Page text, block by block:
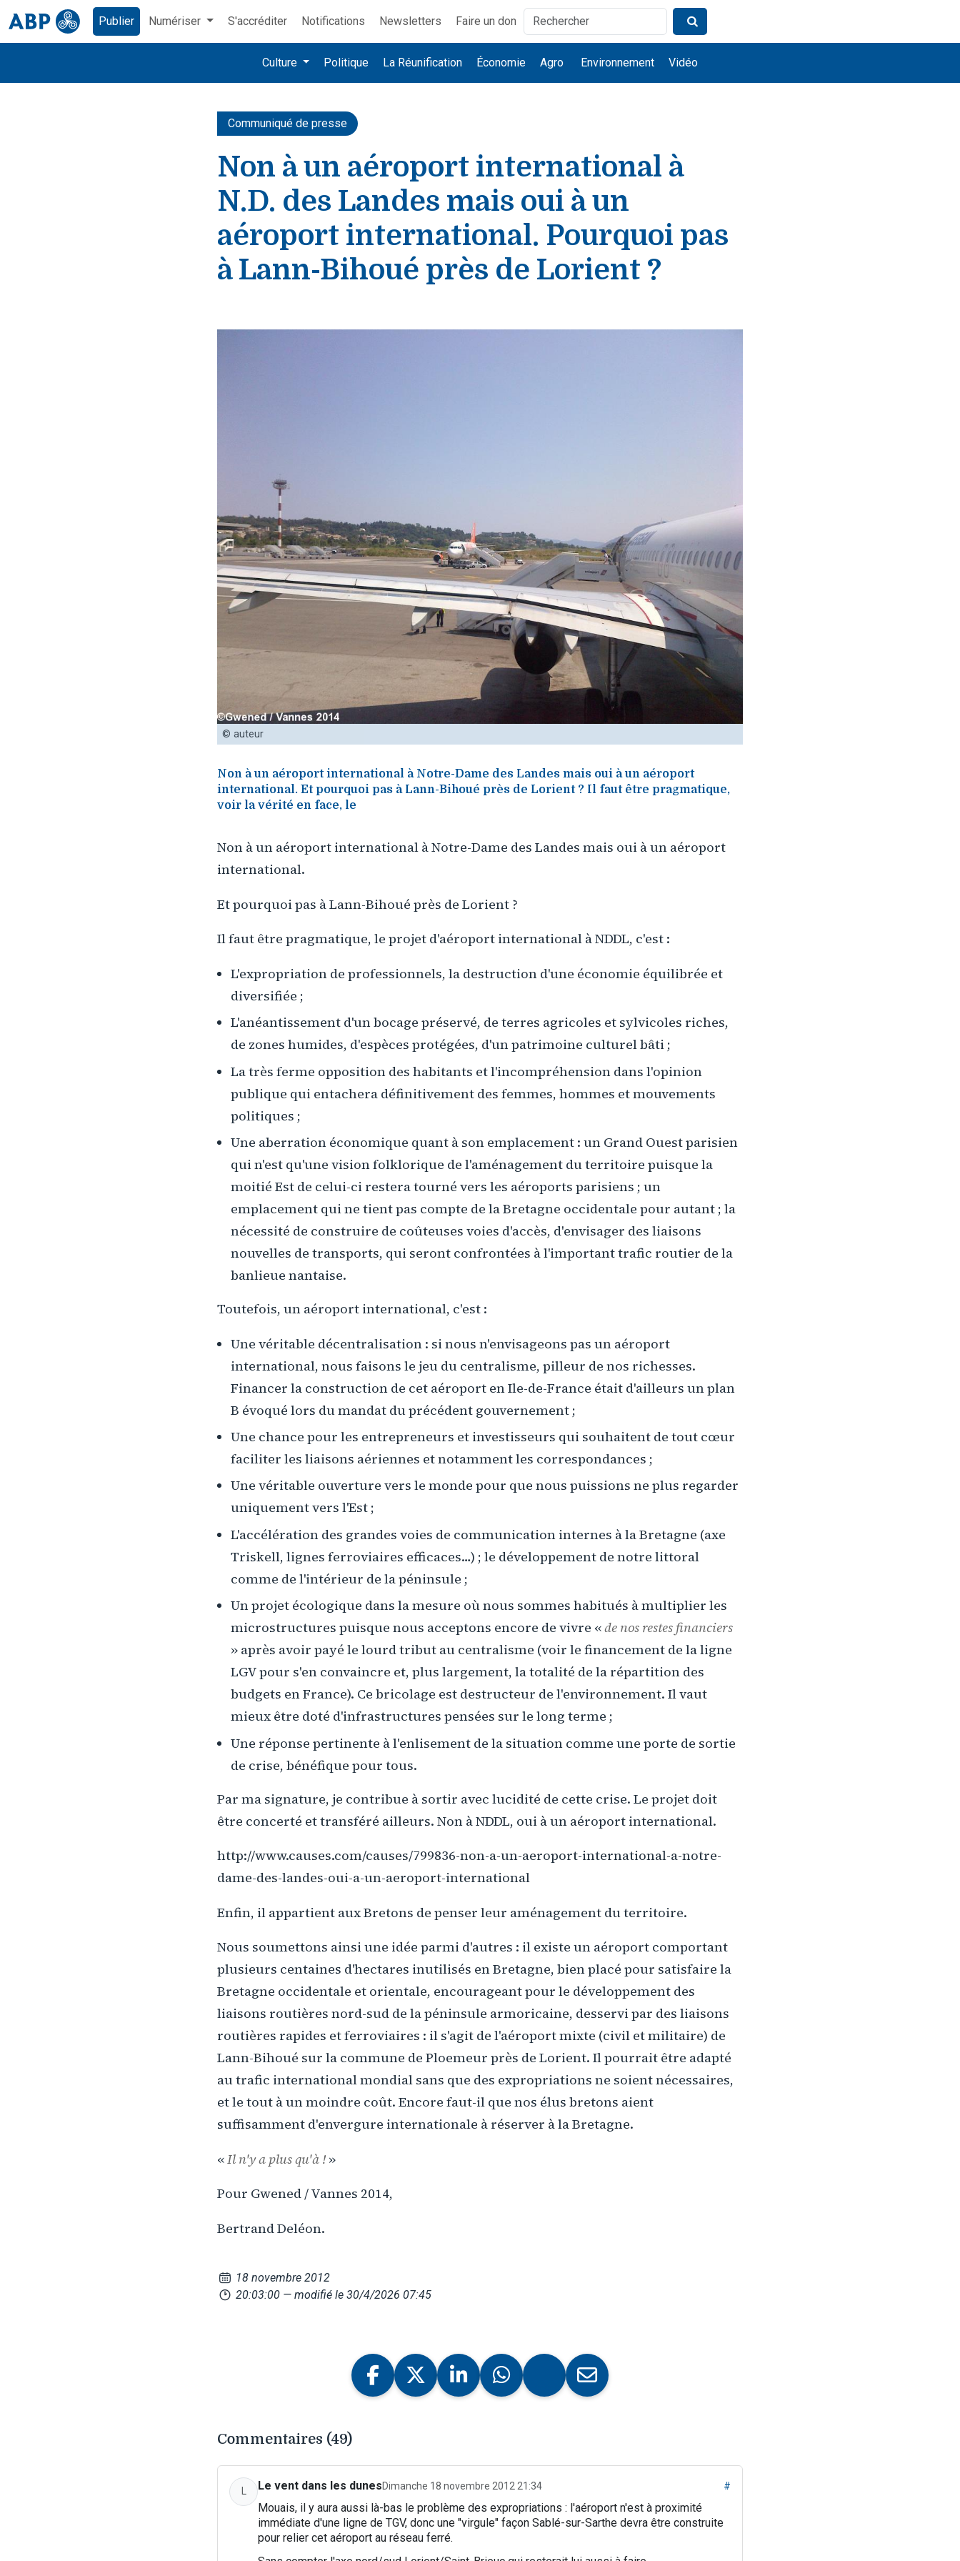
Publier Numériser S'accréditer Notifications Newsletters Faire un don
Culture Politique La Réunification Économie Agro Environnement Vidéo
Communiqué de presse
Non à un aéroport international à
N.D. des Landes mais oui à un
aéroport international. Pourquoi pas
à Lann-Bihoué près de Lorient ?
© auteur
Non à un aéroport international à Notre-Dame des Landes mais oui à un aéroport
international. Et pourquoi pas à Lann-Bihoué près de Lorient ? Il faut être pragmatique,
voir la vérité en face, le
Non à un aéroport international à Notre-Dame des Landes mais oui à un aéroport
international.
Et pourquoi pas à Lann-Bihoué près de Lorient ?
Il faut être pragmatique, le projet d'aéroport international à NDDL, c'est :
L'expropriation de professionnels, la destruction d'une économie équilibrée et
diversifiée ;
L'anéantissement d'un bocage préservé, de terres agricoles et sylvicoles riches,
de zones humides, d'espèces protégées, d'un patrimoine culturel bâti ;
La très ferme opposition des habitants et l'incompréhension dans l'opinion
publique qui entachera définitivement des femmes, hommes et mouvements
politiques ;
Une aberration économique quant à son emplacement : un Grand Ouest parisien
qui n'est qu'une vision folklorique de l'aménagement du territoire puisque la
moitié Est de celui-ci restera tourné vers les aéroports parisiens ; un
emplacement qui ne tient pas compte de la Bretagne occidentale pour autant ; la
nécessité de construire de coûteuses voies d'accès, d'envisager des liaisons
nouvelles de transports, qui seront confrontées à l'important trafic routier de la
banlieue nantaise.
Toutefois, un aéroport international, c'est :
Une véritable décentralisation : si nous n'envisageons pas un aéroport
international, nous faisons le jeu du centralisme, pilleur de nos richesses.
Financer la construction de cet aéroport en Ile-de-France était d'ailleurs un plan
B évoqué lors du mandat du précédent gouvernement ;
Une chance pour les entrepreneurs et investisseurs qui souhaitent de tout cœur
faciliter les liaisons aériennes et notamment les correspondances ;
Une véritable ouverture vers le monde pour que nous puissions ne plus regarder
uniquement vers l'Est ;
L'accélération des grandes voies de communication internes à la Bretagne (axe
Triskell, lignes ferroviaires efficaces…) ; le développement de notre littoral
comme de l'intérieur de la péninsule ;
Un projet écologique dans la mesure où nous sommes habitués à multiplier les
microstructures puisque nous acceptons encore de vivre «de nos restes financiers
» après avoir payé le lourd tribut au centralisme (voir le financement de la ligne
LGV pour s'en convaincre et, plus largement, la totalité de la répartition des
budgets en France). Ce bricolage est destructeur de l'environnement. Il vaut
mieux être doté d'infrastructures pensées sur le long terme ;
Une réponse pertinente à l'enlisement de la situation comme une porte de sortie
de crise, bénéfique pour tous.
Par ma signature, je contribue à sortir avec lucidité de cette crise. Le projet doit
être concerté et transféré ailleurs. Non à NDDL, oui à un aéroport international.
http://www.causes.com/causes/799836-non-a-un-aeroport-international-a-notre-
dame-des-landes-oui-a-un-aeroport-international
Enfin, il appartient aux Bretons de penser leur aménagement du territoire.
Nous soumettons ainsi une idée parmi d'autres : il existe un aéroport comportant
plusieurs centaines d'hectares inutilisés en Bretagne, bien placé pour satisfaire la
Bretagne occidentale et orientale, encourageant pour le développement des
liaisons routières nord-sud de la péninsule armoricaine, desservi par des liaisons
routières rapides et ferroviaires : il s'agit de l'aéroport mixte (civil et militaire) de
Lann-Bihoué sur la commune de Ploemeur près de Lorient. Il pourrait être adapté
au trafic international mondial sans que des expropriations ne soient nécessaires,
et le tout à un moindre coût. Encore faut-il que nos élus bretons aient
suffisamment d'envergure internationale à réserver à la Bretagne.
«Il n'y a plus qu'à ! »
Pour Gwened / Vannes 2014,
Bertrand Deléon.
18 novembre 2012
20:03:00 — modifié le 30/4/2026 07:45
Commentaires (49)
Le vent dans les dunesDimanche 18 novembre 2012 21:34 #
Mouais, il y aura aussi là-bas le problème des expropriations : l'aéroport n'est à proximité
immédiate d'une ligne de TGV, donc une "virgule" façon Sablé-sur-Sarthe devra être construite
pour relier cet aéroport au réseau ferré.